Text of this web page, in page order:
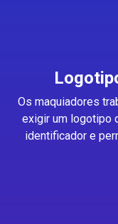
Os maquiadores
exigir um logotipo
identificador e